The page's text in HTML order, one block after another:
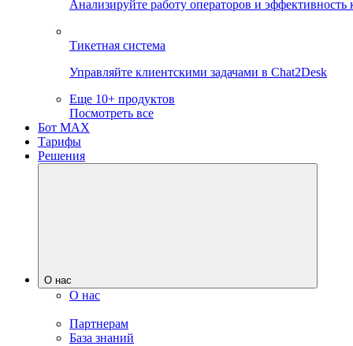
Анализируйте работу операторов и эффективность
Тикетная система
Управляйте клиентскими задачами в Chat2Desk
Еще 10+ продуктов
Посмотреть все
Бот MAX
Тарифы
Решения
О нас
О нас
Партнерам
База знаний